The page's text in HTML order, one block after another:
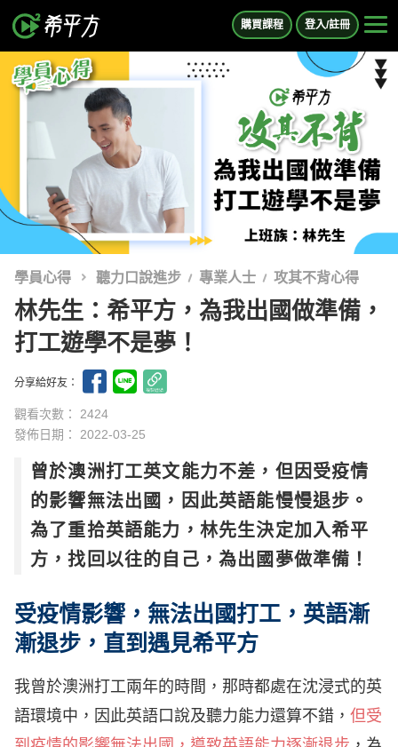
購買課程 登入/註冊
學員心得 聽力口說進步 專業人士 攻其不背心得
林先生：希平方，為我出國做準備，
打工遊學不是夢！
分享給好友：
觀看次數： 2424
發佈日期： 2022-03-25
曾於澳洲打工英文能力不差，但因受疫情
的影響無法出國，因此英語能慢慢退步。
為了重拾英語能力，林先生決定加入希平
方，找回以往的自己，為出國夢做準備！
受疫情影響，無法出國打工，英語漸
漸退步，直到遇見希平方
我曾於澳洲打工兩年的時間，那時都處在沈浸式的英
語環境中，因此英語口說及聽力能力還算不錯， 但受